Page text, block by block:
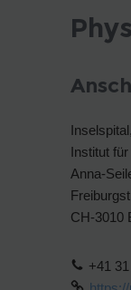
Institut
Anna-
CH-3010
+41